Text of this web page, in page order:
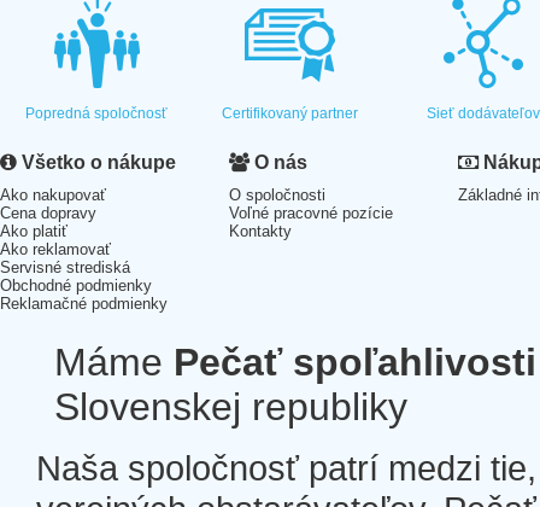
Popredná spoločnosť Certifikovaný partner Sieť dodávateľov
Všetko o nákupe
Ako nakupovať
Cena dopravy
Ako platiť
Ako reklamovať
Servisné strediská
Obchodné podmienky
Reklamačné podmienky
O nás
O spoločnosti
Voľné pracovné pozície
Kontakty
Základné
Máme Pečať spoľahlivosti
Slovenskej republiky
Naša spoločnosť patrí medzi